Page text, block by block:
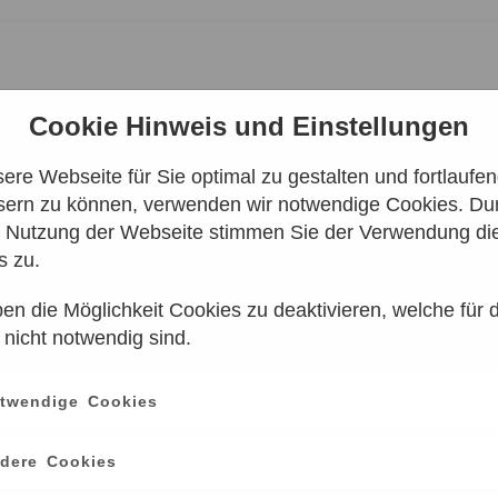
Cookie Hinweis und Einstellungen
Webseite für Sie optimal zu gestalten und
zu können, verwenden wir notwendige Cookies.
Nutzung der Webseite stimmen Sie der Verwendung
zu.
die Möglichkeit Cookies zu deaktivieren, welche für
notwendig sind.
Cookies
Cookies
STERNWARTE